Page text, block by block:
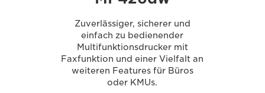
Zuverlässiger, sicherer und
einfach zu bedienender
Multifunktionsdrucker mit
Faxfunktion und einer Vielfalt an
weiteren Features für Büros
oder KMUs.